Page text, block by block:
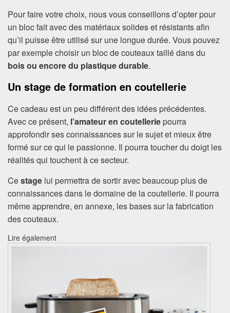
Pour faire votre choix, nous vous conseillons d’opter pour
un bloc fait avec des matériaux solides et résistants afin
qu’il puisse être utilisé sur une longue durée. Vous pouvez
par exemple choisir un bloc de couteaux taillé dans du
bois ou encore du plastique durable.
Un stage de formation en coutellerie
Ce cadeau est un peu différent des idées précédentes.
Avec ce présent, l’amateur en coutellerie pourra
approfondir ses connaissances sur le sujet et mieux être
formé sur ce qui le passionne. Il pourra toucher du doigt les
réalités qui touchent à ce secteur.
Cestage lui permettra de sortir avec beaucoup plus de
connaissances dans le domaine de la coutellerie. Il pourra
même apprendre, en annexe, les bases sur la fabrication
des couteaux.
Lire également